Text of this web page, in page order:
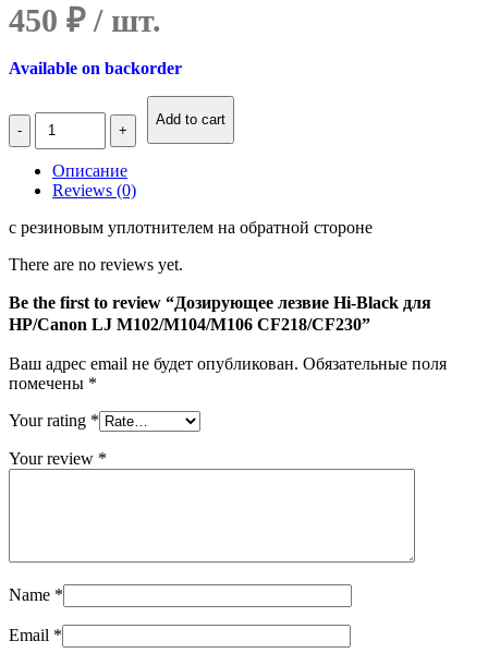
450 ₽
Available on backorder
Количество
Дозирующее
Black
HP/Canon
LJ
CF218/CF230
Add to cart
Описание
Reviews (0)
с резиновым уплотнителем на обратной стороне
There are no reviews yet.
Be the first to review “Дозирующее лезвие Hi-Black для
HP/Canon LJ M102/M104/M106 CF218/CF230”
Ваш адрес email не будет опубликован. Обязательные поля
помечены *
Your rating *
Your review *
Name *
Email *